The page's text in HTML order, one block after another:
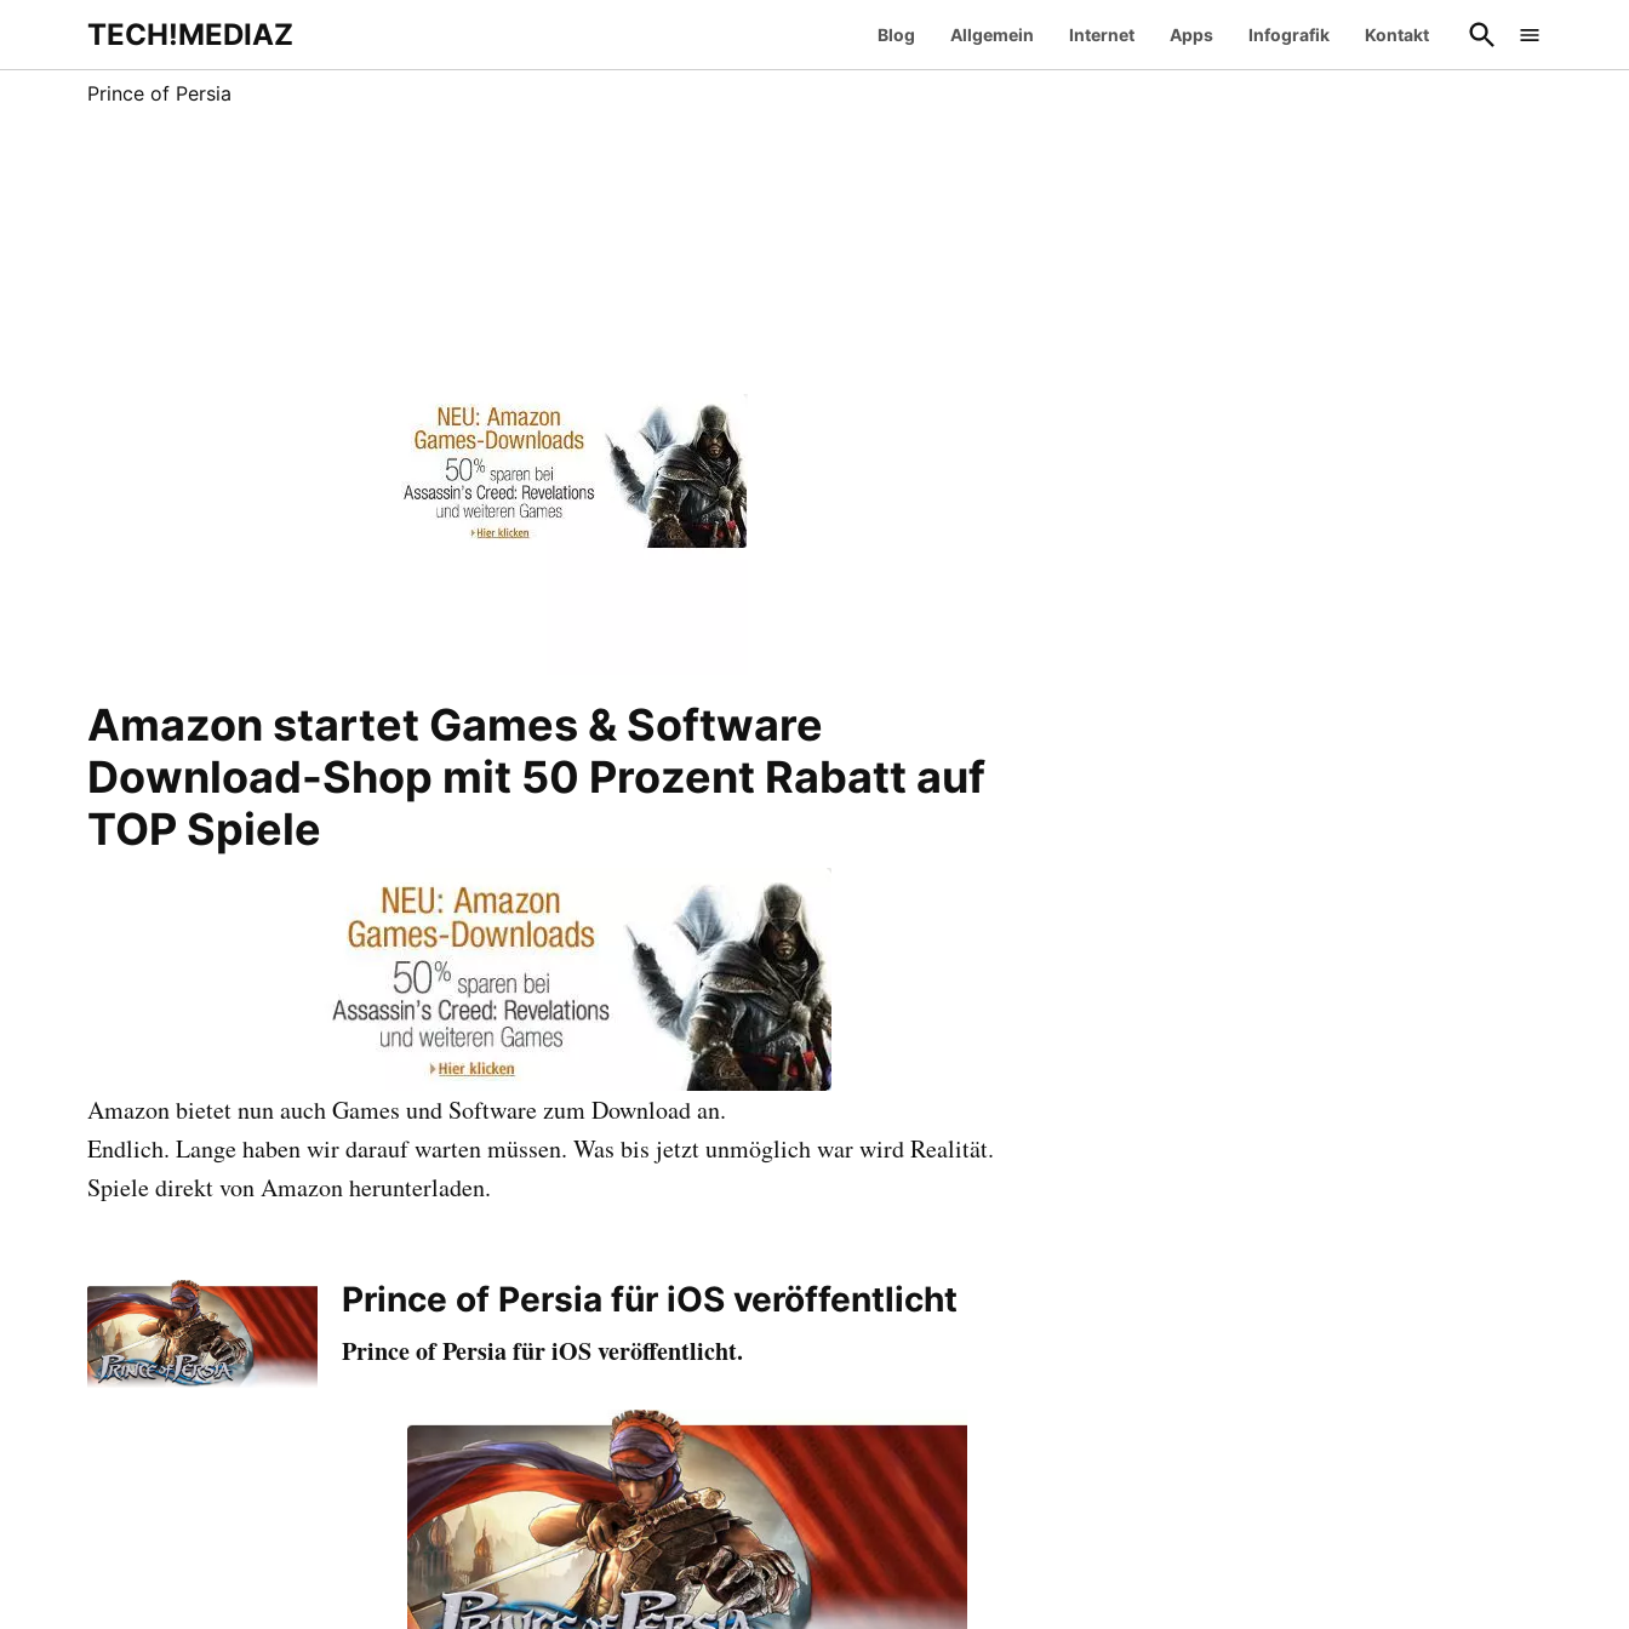
TECH!MEDIAZ
Dein Internet &
Technologie
Blog
Blog Allgemein Internet Apps Infografik Kontakt
Suche
öffnen
Prince of Persia
Amazon startet Games & Software
Download-Shop mit 50 Prozent Rabatt auf
TOP Spiele
Amazon bietet nun auch Games und Software zum Download an.
Endlich. Lange haben wir darauf warten müssen. Was bis jetzt unmöglich war wird Realität.
Spiele direkt von Amazon herunterladen.
Prince of Persia für iOS veröffentlicht
Prince of Persia für iOS veröffentlicht.